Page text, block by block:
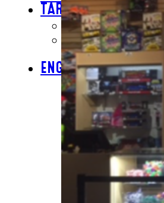
TARJETAS DE
COMPRA
CONSULTAR
TARJETA DE
ENGLISH